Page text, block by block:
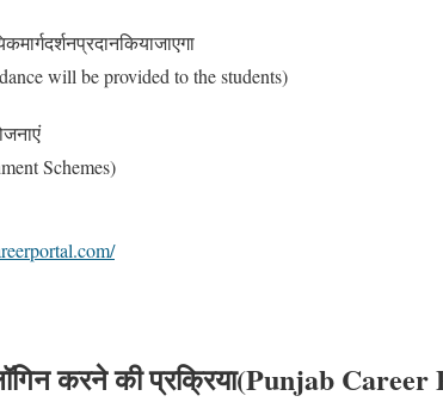
will be provided to the students)
Schemes)
करने की प्रक्रिया(Punjab